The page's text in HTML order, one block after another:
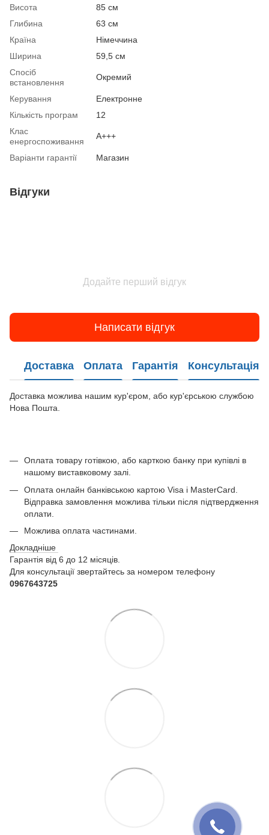
Висота
85 см
Глибина
63 см
Країна
Німеччина
Ширина
59,5 см
Спосіб
встановлення
Окремий
Керування
Електронне
Кількість програм
12
Клас
енергоспоживання
A+++
Варіанти гарантії Магазин
Відгуки
Додайте перший відгук
Написати відгук
Доставка Оплата Гарантія Консультація
Доставка можлива нашим кур'єром, або кур'єрською службою
Нова Пошта.
Оплата товару готівкою, або карткою банку при купівлі в
нашому виставковому залі.
Оплата онлайн банківською картою Visa і MasterCard.
Відправка замовлення можлива тільки після підтвердження
оплати.
Можлива оплата частинами.
Докладніше
Гарантія від 6 до 12 місяців.
Для консультації звертайтесь за номером телефону
0967643725